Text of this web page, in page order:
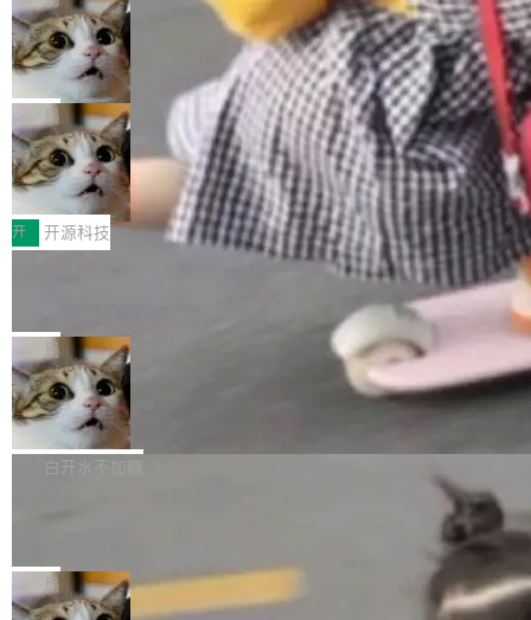
现实 过去两年，CIO们的焦虑清单上多了两项：
一是如何让大模型和智能体应用安全地从PoC走
向生产，二是如何让测试团队跟得上AI应用...
设置，如果用布尔值 + 可空字段来表示——bool
ean 表示是否可切换，nullable 的默认模式、浅
色方案、深色方案——会产生大量无意义的组
合。方案缺了、配置冲突了、全 null 了。要知道
哪些组合有效，作者说，你得靠"文档、校验、或
者部落知识"。 换个写法。Rust 的 enum，两个
变体：Switchable...
个"AI 知识库 + 聊天机器人"——每个大厂都在
做，没什么新鲜的。 但 Kenton Varda 在 Twitte
r 上把事情说清楚了： 今天我们发布了 Cloudfla
re OS，一个带连接器的聊天机器人，跟其他所
有科技公司做的一样。只不过，实际上它不一
样。这是 Sandstorm.io 的重制版，我十年前的
那个创业公司。不同的是，这次它构建在 Cloudf
lare Workers 上——我花了九年时间搭建的平台
——并且深度集成了 AI。这基本上是我十年秘密
Deno 团队开源 Celld，可自托管的分
布式 Durable Objects
Ryan Dahl 领导的 Deno 团队推出了最新开源项
目 Celld，一个能在自己机器上运行 Cloudflare
Workers 和 Durable Objects 的守护进程。 设
计思路很直接：每个对象是一个独立的 SQLite
数据库，按名称寻址，复制到你自己的 S3 兼容
存储库里。节点之间只通过这个存储库协调——
没有控制平面，没有共识协议。每个对象自带一
个小型数据库，应用天然按分片构建，单个数据
库的竞争和爆炸半径问题在设计层面就被消除
了。 闲置的 cell 会休眠到几乎不占资源。当 cel
l 迁移或唤醒时，新宿主从 S3 恢复 SQLite 数据
库继续执行。存储库是持久化的唯一真相...
局
鲁大师7月新机性能/流畅/AI榜：vivo夺
性能、流畅双第一，三星Galaxy Z系列
新折叠缺席
2026年7月的手机市场，由于存储等硬件成本暴
增，手机厂商的日子也不好过啊，新机速度明显
放缓，因此硝烟味淡了许多。新机参数规格除开
高价的三星折叠（三星Galaxy Z Fold8 Ultra / Z
Fold8 / Z Flip8）外，其余要么是中低端机器，
例如iQOO Z11i、REDMI Note 17、REDMI No
te 17 Pro、OPPO K15，要么是vivo X300 E这
样的次旗舰。 Galaxy Z Fold8 Ultra / Z Fold8 /
Z Flip8三款折叠屏新机均在7月22日发布，且全
部搭载骁龙8 Elite Gen5 for Galaxy，它们本该
开 开源科技
Zed 编辑器团队发布了新项目——DeltaDB，一
个在 git commit 之间记录每一次编辑操作的版
本控制系统。目前处于 Early Access 阶段。 De
ltaDB 的核心思路直接写在 landing page 最显
眼的位置：「Software is made between com
mits」——软件是在 commit 之间写出来的。git
是把这段空隙补上。 回退到任何一次编辑：Delt
aDB 捕获 commit 之间的每一次操作，...
局
SpaceXAI 单季资本开支达 183 亿美元
根据风险投资人Tomer Tunguz 博客（VC 分
析）披露的最新分析与第二季度业绩报告，Spac
微软同期总资本开支的四成。 与亚马逊、Alpha
bet、微软以及 Meta 等传统科技巨头相比，Spa
白开水不加糖
一个在终端里运行的编程 agent；Muse Spark
1.2，驱动这个 agent 的新模型。一句话概括：
局